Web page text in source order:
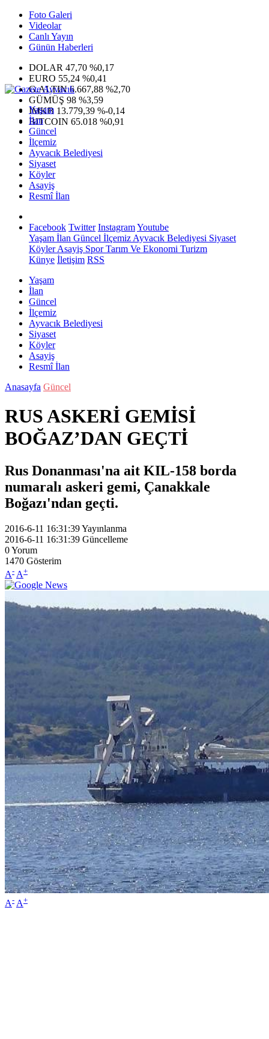
Foto Galeri
Videolar
Canlı Yayın
Günün Haberleri
DOLAR 47,70 %0,17
EURO 55,24 %0,41
G.ALTIN6.667,88 %2,70
GÜMÜŞ 98 %3,59
IMKB 13.779,39 %-0,14
BITCOIN 65.018 %0,91
Yaşam
İlan
Güncel
İlçemiz
Ayvacık Belediyesi
Siyaset
Köyler
Asayiş
Resmî İlan
Facebook Twitter InstagramYoutube
Yaşam İlan Güncel İlçemiz Ayvacık Belediyesi Siyaset
KöylerAsayiş SporTarım Ve Ekonomi Turizm
Künye İletişim RSS
Yaşam
İlan
Güncel
İlçemiz
Ayvacık Belediyesi
Siyaset
Köyler
Asayiş
Resmî İlan
Anasayfa Güncel
RUS ASKERİ GEMİSİ
BOĞAZ’DAN GEÇTİ
Rus Donanması'na ait KIL-158 borda
numaralı askeri gemi, Çanakkale
Boğazı'ndan geçti.
2016-6-11 16:31:39Yayınlanma
2016-6-11 16:31:39 Güncelleme
0Yorum
1470 Gösterim
A- A+
A- A+